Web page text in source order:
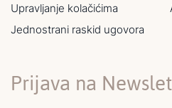
Upravljanje kolačićima
Jednostrani raskid ugovora
Prijava na